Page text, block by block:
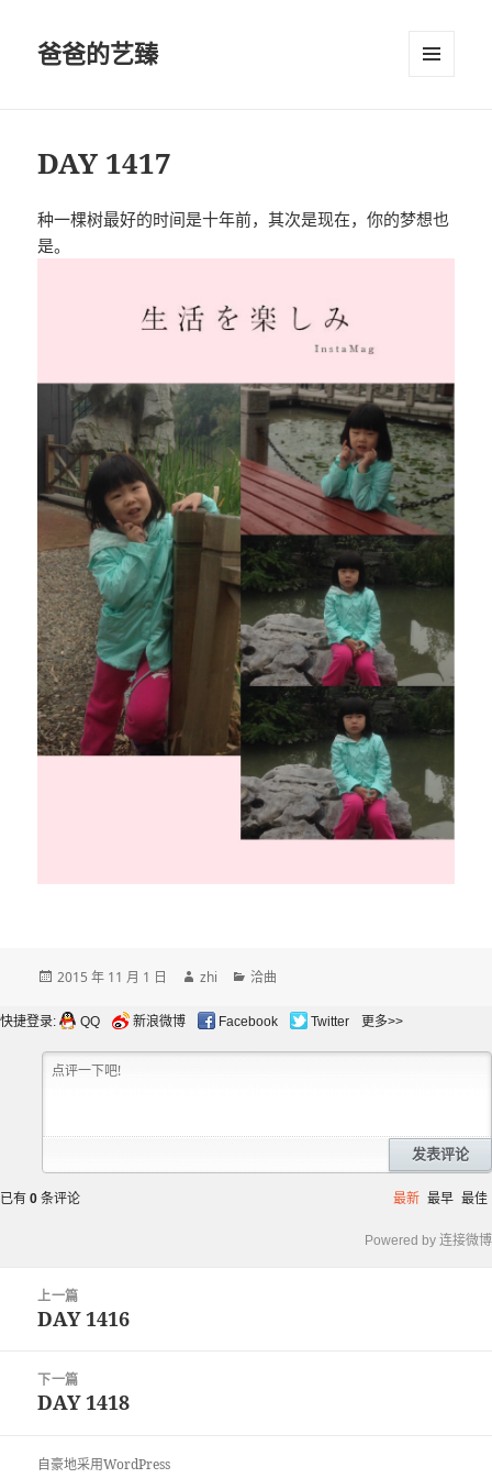
爸爸的艺臻
DAY 1417
种一棵树最好的时间是十年前，其次是现在，你的梦想也
是。
发
于
2015 年 11 月 1 日
作
zhi
分
洽曲
快捷登录: QQ 新浪微博 Facebook Twitter 更多>>
发表评论
已有 0 条评论 最新 最早 最佳
Powered by 连接微博
上一篇
上
文
章：
DAY 1416
下一篇
下
文
DAY 1418
自豪地采用WordPress